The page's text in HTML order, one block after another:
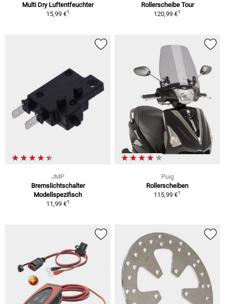
Multi Dry Luftentfeuchter
15,99 €1
Rollerscheibe Tour
120,99 €1
JMP
Bremslichtschalter
Modellspezifisch
11,99 €1
Puig
Rollerscheiben
115,99 €1